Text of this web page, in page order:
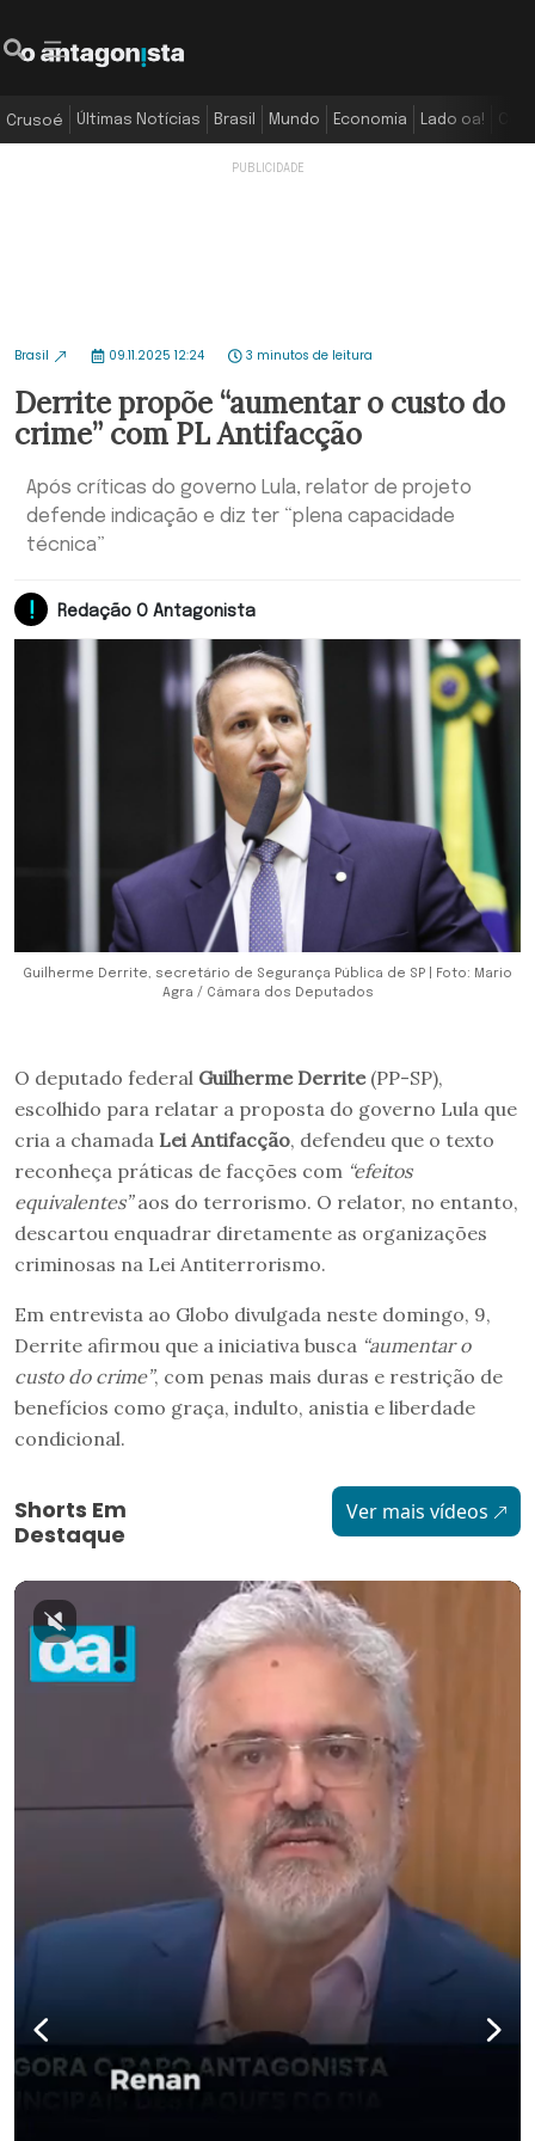
Crusoé Últimas Notícias Brasil Mundo Economia Lado oa!
Brasil 09.11.2025 12:24 3 minutos de leitura
Derrite propõe “aumentar o custo do
crime” com PL Antifacção
Após críticas do governo Lula, relator de projeto
defende indicação e diz ter “plena capacidade
técnica”
Redação O Antagonista
Guilherme Derrite, secretário de Segurança Pública de SP | Foto: Mario
Agra / Câmara dos Deputados
O deputado federal Guilherme Derrite(PP-SP),
escolhido para relatar a proposta do governo Lula que
cria a chamada Lei Antifacção, defendeu que o texto
reconheça práticas de facções com “efeitos
equivalentes”aos do terrorismo. O relator, no entanto,
descartou enquadrar diretamente as organizações
criminosas na Lei Antiterrorismo.
Em entrevista ao Globo divulgada neste domingo, 9,
Derrite afirmou que a iniciativa busca “aumentar o
custo do crime”, com penas mais duras e restrição de
benefícios como graça, indulto, anistia e liberdade
condicional.
Shorts Em
Destaque
Ver mais vídeos